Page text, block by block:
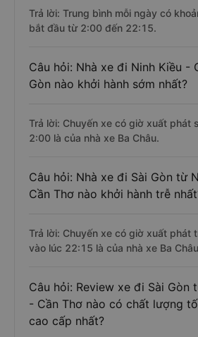
Trả lời: Trung bình mỗi ngày có
bắt đầu từ 2:00 đến 22:15.
Câu hỏi: Nhà xe đi Ninh Kiều -
Gòn nào khởi hành sớm nhất?
Trả lời: Chuyến xe có giờ xuất phát
2:00 là của nhà xe Ba Châu.
Câu hỏi: Nhà xe đi Sài Gòn từ
Cần Thơ nào khởi hành trễ
Trả lời: Chuyến xe có giờ xuất phát
vào lúc 22:15 là của nhà xe Ba
Câu hỏi: Review xe đi Sài Gòn
- Cần Thơ nào có chất lượng
cao cấp nhất?